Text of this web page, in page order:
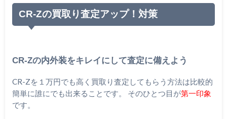
CR-Zの買取り査定アップ！対策
CR-Zの内外装をキレイにして査定に備えよう
CR-Zを１万円でも高く買取り査定してもらう方法は比較的
簡単に誰にでも出来ることです。 そのひとつ目が第一印象
です。